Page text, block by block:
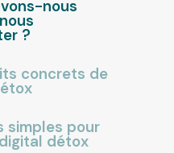
nous
?
concrets de
simples pour
détox